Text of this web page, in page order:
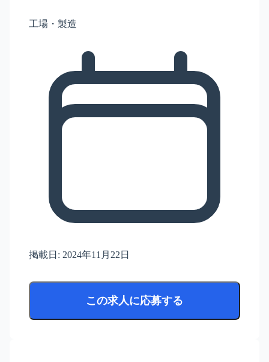
工場・製造
掲載日: 2024年11月22日
この求人に応募する